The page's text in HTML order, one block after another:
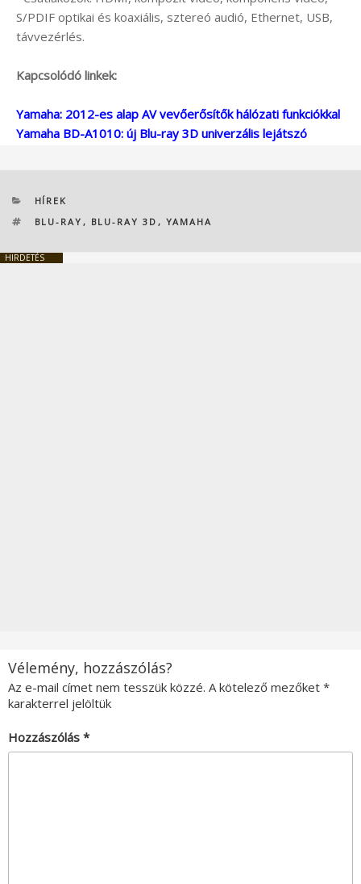
S/PDIF optikai és koaxiális, sztereó audió, Ethernet, USB,
távvezérlés.
Kapcsolódó linkek:
Yamaha: 2012-es alap AV vevőerősítők hálózati funkciókkal
Yamaha BD-A1010: új Blu-ray 3D univerzális lejátszó
KATEGÓRIÁK
HÍREK
CÍMKÉK
BLU-RAY , BLU-RAY 3D , YAMAHA
HIRDETÉS
Vélemény, hozzászólás?
Az e-mail címet nem tesszük közzé. A kötelező mezőket *
karakterrel jelöltük
Hozzászólás *